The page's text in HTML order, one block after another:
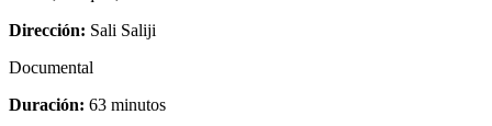
Dirección: Sali Saliji
Documental
Duración: 63 minutos